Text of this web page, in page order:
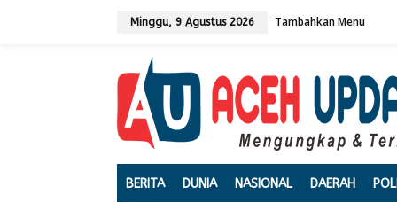
Minggu, 9 Agustus 2026 Tambahkan Menu
BERITA DUNIA NASIONAL DAERAH